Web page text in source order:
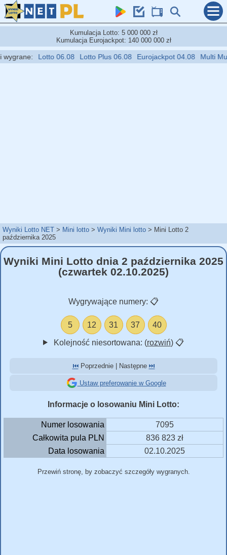
Kumulacja Lotto: 5 000 000 zł
Kumulacja Eurojackpot: 140 000 000 zł
Lotto 06.08 Lotto Plus 06.08 Eurojackpot 04.08 Multi Multi
Wyniki Lotto NET Mini lotto Wyniki Mini lotto
Mini Lotto 2
października 2025
Wyniki Mini Lotto dnia 2 października 2025
(czwartek 02.10.2025)
Wygrywające numery: 📋
5 12 31 37 40
Kolejność niesortowana: (rozwiń) 📋
⏮️Poprzednie | Następne ⏭️
Ustaw preferowanie w Google
Informacje o losowaniu Mini Lotto:
Numer losowania
7095
Całkowita pula PLN
836 823 zł
Data losowania
02.10.2025
Przewiń stronę, by zobaczyć szczegóły wygranych.